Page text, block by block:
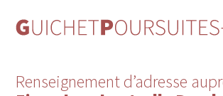
Renseignement d’adresse